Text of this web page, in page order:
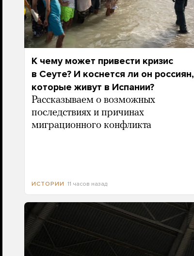
К чему может привести кризис
в Сеуте? И коснется ли он россиян,
которые живут в Испании?
Рассказываем о возможных
последствиях и причинах
миграционного конфликта
ИСТОРИИ 11 часов назад